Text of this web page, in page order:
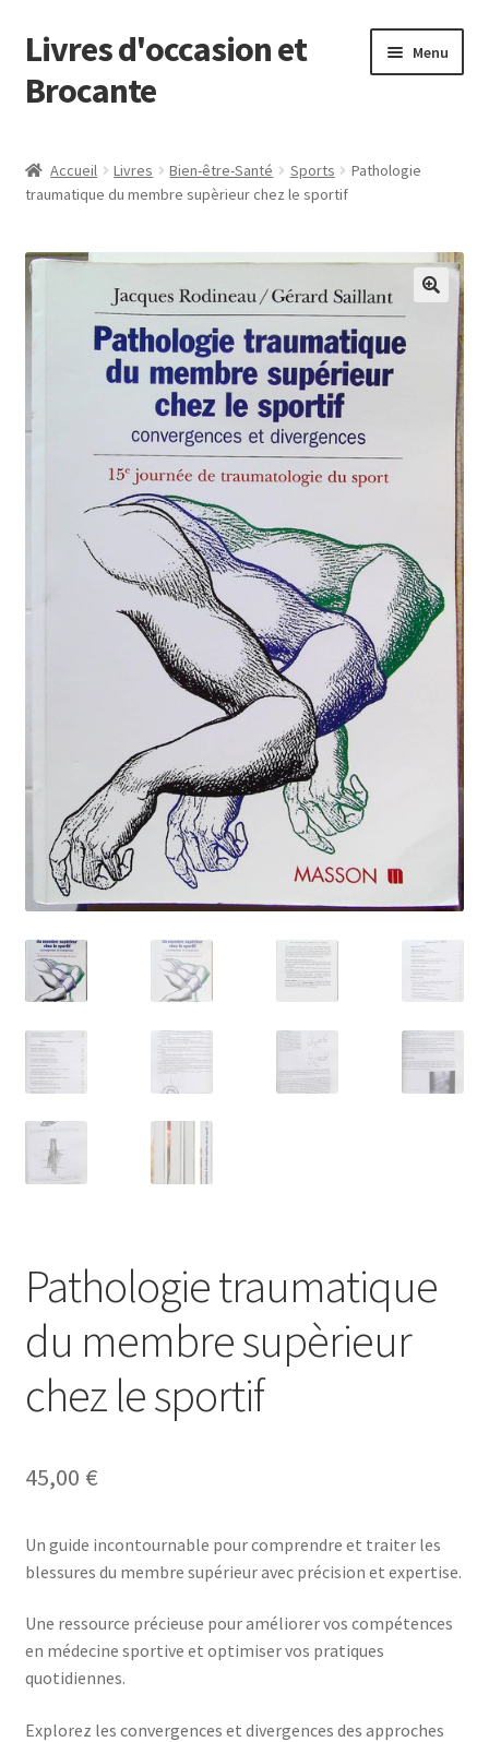
Aller
à
la
Aller
au
contenu
Livres d'occasion et
Brocante
Menu
Accueil Livres Bien-être-Santé Sports
Pathologie
traumatique du membre supèrieur chez le sportif
Pathologie traumatique
du membre supèrieur
chez le sportif
45,00 €
Un guide incontournable pour comprendre et traiter les
blessures du membre supérieur avec précision et expertise.
Une ressource précieuse pour améliorer vos compétences
en médecine sportive et optimiser vos pratiques
quotidiennes.
Explorez les convergences et divergences des approches